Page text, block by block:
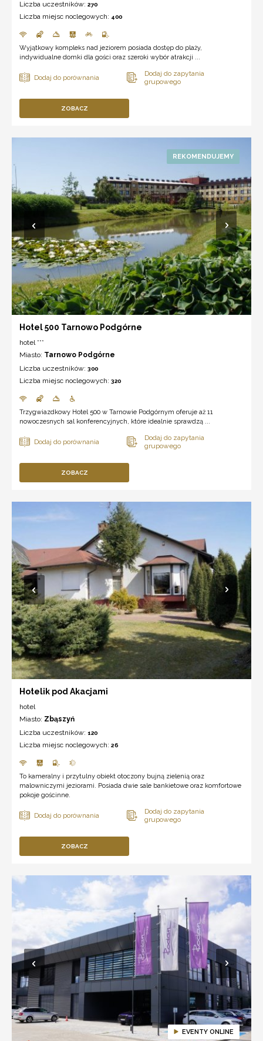
Liczba uczestników: 270
Liczba miejsc noclegowych: 400
Wyjątkowy kompleks nad jeziorem posiada dostęp do plaży,
indywidualne domki dla gości oraz szeroki wybór atrakcji ...
ZOBACZ
Hotel 500 Tarnowo Podgórne
hotel ***
Miasto: Tarnowo Podgórne
Liczba uczestników: 300
Liczba miejsc noclegowych: 320
Trzygwiazdkowy Hotel 500 w Tarnowie Podgórnym oferuje aż 11
nowoczesnych sal konferencyjnych, które idealnie sprawdzą ...
ZOBACZ
Hotelik pod Akacjami
hotel
Miasto: Zbąszyń
Liczba uczestników: 120
Liczba miejsc noclegowych: 26
To kameralny i przytulny obiekt otoczony bujną zielenią oraz
malowniczymi jeziorami. Posiada dwie sale bankietowe oraz komfortowe
pokoje gościnne.
ZOBACZ
EVENTY ONLINE